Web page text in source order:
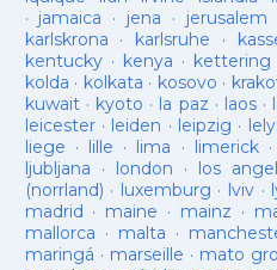
· jamaica · jena · jerusalem
karlskrona · karlsruhe ·
kentucky· kenya · kettering
kolda · kolkata · kosovo ·
kuwait· kyoto · la paz · laos·
leicester· leiden · leipzig ·
liege · lille · lima · limerick·
ljubljana · london · los
(norrland) · luxemburg · lviv ·
madrid · maine · mainz ·
mallorca · malta ·
maringá · marseille · mato